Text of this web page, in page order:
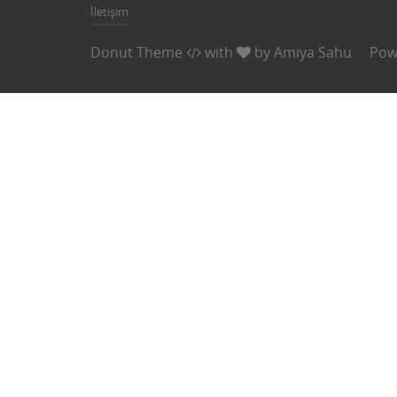
İletişim
Donut Theme with byAmiya Sahu